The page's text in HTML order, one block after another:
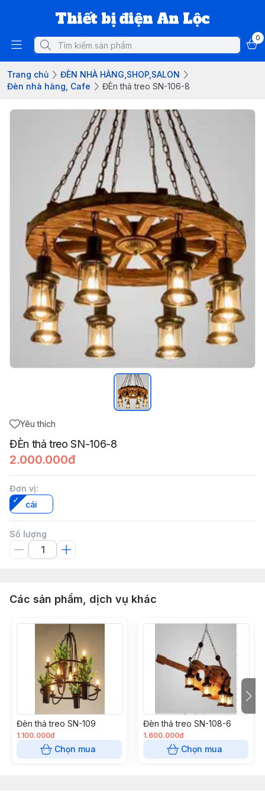
Thiết bị điện An Lộc
0
Trang chủ
ĐÈN NHÀ HÀNG,SHOP,SALON
Đèn nhà hàng, Cafe
ĐÈn thả treo SN-106-8
Yêu thích
ĐÈn thả treo SN-106-8
2.000.000đ
Đơn vị:
cái
Số lượng
Các sản phẩm, dịch vụ khác
Đèn thả treo SN-109
1.100.000đ
Chọn mua
Đèn thả treo SN-108-6
1.600.000đ
Chọn mua